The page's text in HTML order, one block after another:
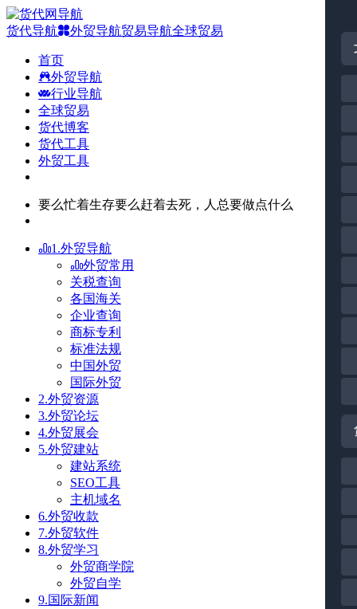
货代导航 外贸导航贸易导航全球贸易
首页
外贸导航
行业导航
全球贸易
货代博客
货代工具
外贸工具
要么忙着生存要么赶着去死，人总要做点什么
1.外贸导航
外贸常用
关税查询
各国海关
企业查询
商标专利
标准法规
中国外贸
国际外贸
2.外贸资源
3.外贸论坛
4.外贸展会
5.外贸建站
建站系统
SEO工具
主机域名
6.外贸收款
7.外贸软件
8.外贸学习
外贸商学院
外贸自学
9.国际新闻